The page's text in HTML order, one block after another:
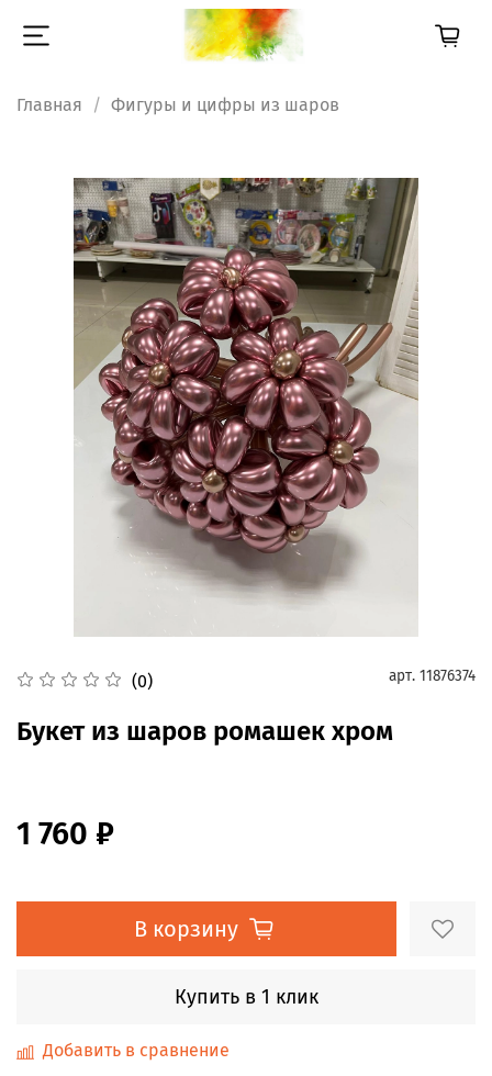
Главная Фигуры и цифры из шаров
(0) арт. 11876374
Букет из шаров ромашек хром
1 760 ₽
В корзину
Купить в 1 клик
Добавить в сравнение